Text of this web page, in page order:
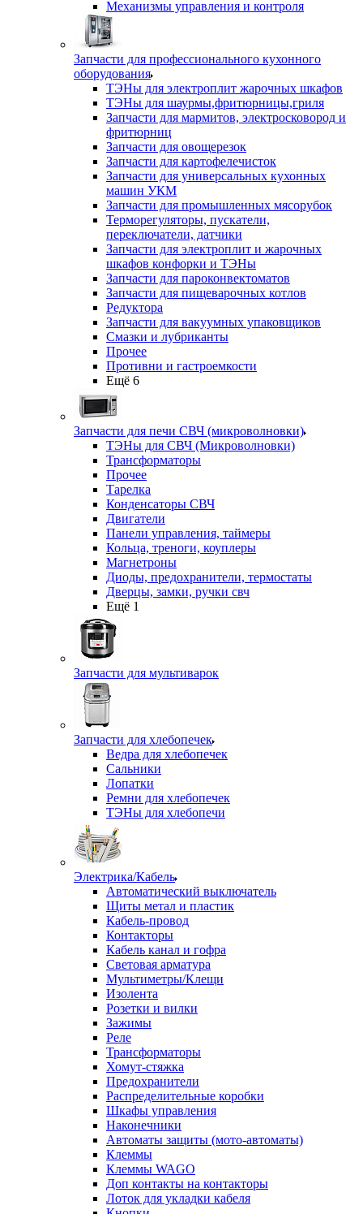
Механизмы управления и контроля
Запчасти для профессионального кухонного
оборудования
ТЭНы для электроплит жарочных шкафов
ТЭНы для шаурмы,фритюрницы,гриля
Запчасти для мармитов, электросковород и
фритюрниц
Запчасти для овощерезок
Запчасти для картофелечисток
Запчасти для универсальных кухонных
машин УКМ
Запчасти для промышленных мясорубок
Терморегуляторы, пускатели,
переключатели, датчики
Запчасти для электроплит и жарочных
шкафов конфорки и ТЭНы
Запчасти для пароконвектоматов
Запчасти для пищеварочных котлов
Редуктора
Запчасти для вакуумных упаковщиков
Смазки и лубриканты
Прочее
Противни и гастроемкости
Ещё 6
Запчасти для печи СВЧ (микроволновки)
ТЭНы для СВЧ (Микроволновки)
Трансформаторы
Прочее
Тарелка
Конденсаторы СВЧ
Двигатели
Панели управления, таймеры
Кольца, треноги, коуплеры
Магнетроны
Диоды, предохранители, термостаты
Дверцы, замки, ручки свч
Ещё 1
Запчасти для мультиварок
Запчасти для хлебопечек
Ведра для хлебопечек
Сальники
Лопатки
Ремни для хлебопечек
ТЭНы для хлебопечи
Электрика/Кабель
Автоматический выключатель
Щиты метал и пластик
Кабель-провод
Контакторы
Кабель канал и гофра
Световая арматура
Мультиметры/Клещи
Изолента
Розетки и вилки
Зажимы
Реле
Трансформаторы
Хомут-стяжка
Предохранители
Распределительные коробки
Шкафы управления
Наконечники
Автоматы защиты (мото-автоматы)
Клеммы
Клеммы WAGO
Доп контакты на контакторы
Лоток для укладки кабеля